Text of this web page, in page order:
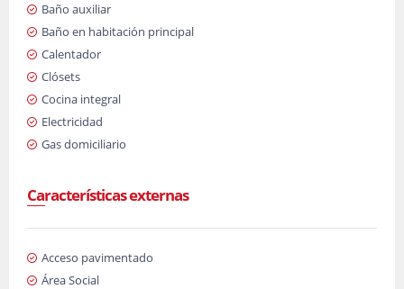
Baño auxiliar
Baño en habitación principal
Calentador
Clósets
Cocina integral
Electricidad
Gas domiciliario
Características externas
Acceso pavimentado
Área Social